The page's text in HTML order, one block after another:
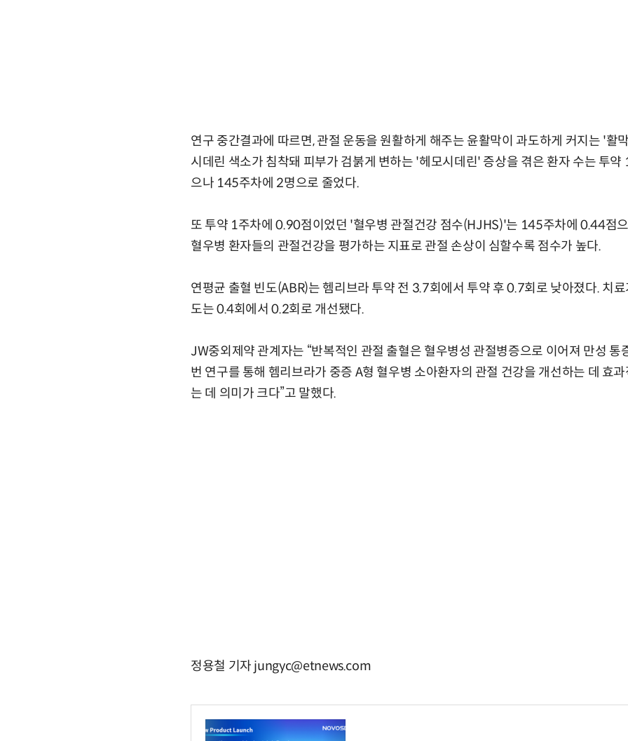
연구 중간결과에 따르면, 관절 운동을 원활하게 해주는 윤활막이 과도하게 커지는 '활
시데린 색소가 침착돼 피부가 검붉게 변하는 '헤모시데린' 증상을 겪은 환자 수는 투
으나 145주차에 2명으로 줄었다.
또 투약 1주차에 0.90점이었던 '혈우병 관절건강 점수(HJHS)'는 145주차에 0.44점
혈우병 환자들의 관절건강을 평가하는 지표로 관절 손상이 심할수록 점수가 높다.
연평균 출혈 빈도(ABR)는 헴리브라 투약 전 3.7회에서 투약 후 0.7회로 낮아졌다. 치
도는 0.4회에서 0.2회로 개선됐다.
JW중외제약 관계자는 “반복적인 관절 출혈은 혈우병성 관절병증으로 이어져 만성 통
번 연구를 통해 헴리브라가 중증 A형 혈우병 소아환자의 관절 건강을 개선하는 데 효
는 데 의미가 크다”고 말했다.
정용철 기자 jungyc@etnews.com